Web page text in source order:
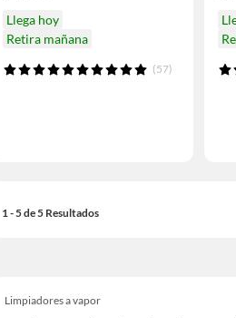
Llega hoy
Retira mañana
(57)
1 - 5 de 5 Resultados
Limpiadores a vapor